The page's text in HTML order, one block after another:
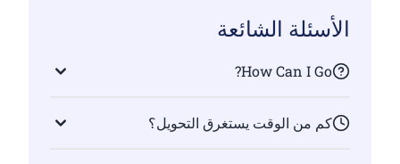
الأسئلة الشائعة
How Can I Go?
كم من الوقت يستغرق التحويل؟